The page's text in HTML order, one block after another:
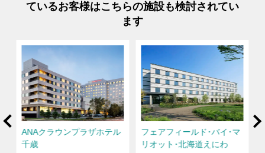
ているお客様はこちらの施設も検討されてい
ます
ANAクラウンプラザホテル
千歳
フェアフィールド･バイ･マ
リオット･北海道えにわ